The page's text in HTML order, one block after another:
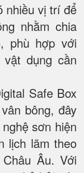
nhiều vị trí để
nhằm chia
phù hợp với
dụng cần
Safe Box
bông, đây
sơn hiện
lịch lãm theo
Âu. Với